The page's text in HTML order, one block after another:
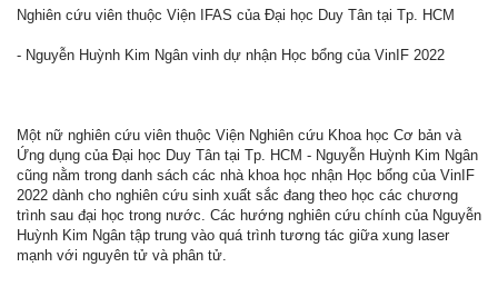
Nghiên cứu viên thuộc Viện IFAS của Đại học Duy Tân tại Tp. HCM
- Nguyễn Huỳnh Kim Ngân vinh dự nhận Học bổng của VinIF 2022
Một nữ nghiên cứu viên thuộc Viện Nghiên cứu Khoa học Cơ bản và
Ứng dụng của Đại học Duy Tân tại Tp. HCM - Nguyễn Huỳnh Kim Ngân
cũng nằm trong danh sách các nhà khoa học nhận Học bổng của VinIF
2022 dành cho nghiên cứu sinh xuất sắc đang theo học các chương
trình sau đại học trong nước. Các hướng nghiên cứu chính của Nguyễn
Huỳnh Kim Ngân tập trung vào quá trình tương tác giữa xung laser
mạnh với nguyên tử và phân tử.